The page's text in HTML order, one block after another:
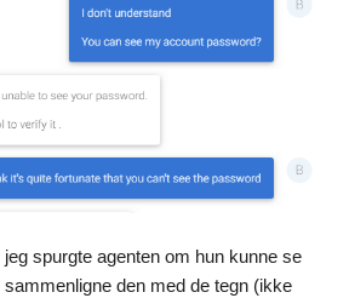
spurgte agenten om hun kunne se
den med de tegn (ikke